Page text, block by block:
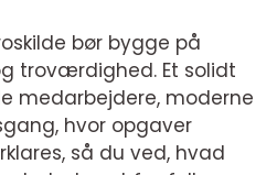
bør bygge på
troværdighed. Et solidt
medarbejdere, moderne
hvor opgaver
så du ved, hvad